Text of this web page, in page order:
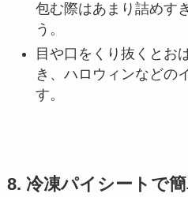
包む際はあまり詰めす
う。
目や口をくり抜くとお
き、ハロウィンなどの
す。
8. 冷凍パイシートで